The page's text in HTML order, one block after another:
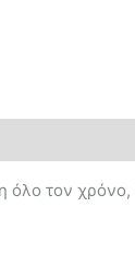
όλο τον